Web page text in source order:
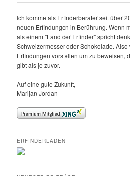
Ich komme als Erfinderberater seit über
neuen Erfindungen in Berührung. Wenn
als einem "Land der Erfinder" spricht
Schweizermesser oder Schokolade.
Erfindungen vorstellen um zu beweisen,
gibt als je zuvor.
Auf eine gute Zukunft,
Marijan Jordan
ERFINDERLADEN